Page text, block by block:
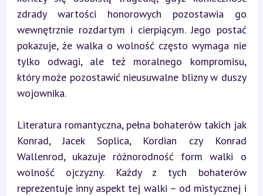
zdrady wartości honorowych pozostawia go
wewnętrznie rozdartym i cierpiącym. Jego postać
pokazuje, że walka o wolność często wymaga nie
tylko odwagi, ale też moralnego kompromisu,
który może pozostawić nieusuwalne blizny w duszy
wojownika.
Literatura romantyczna, pełna bohaterów takich jak
Konrad, Jacek Soplica, Kordian czy Konrad
Wallenrod, ukazuje różnorodność form walki o
wolność ojczyzny. Każdy z tych bohaterów
reprezentuje inny aspekt tej walki – od mistycznej i